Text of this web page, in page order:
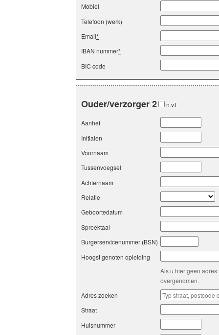
Mobiel
Telefoon (werk)
Email*
IBAN nummer*
BIC code
Ouder/verzorger 2 n.v.t
Aanhef
Initialen
Voornaam
Tussenvoegsel
Achternaam
Relatie
Geboortedatum
Spreektaal
Burgerservicenummer (BSN)
Hoogst genoten opleiding
Als u hier geen
overgenomen.
Adres zoeken
Straat
Huisnummer